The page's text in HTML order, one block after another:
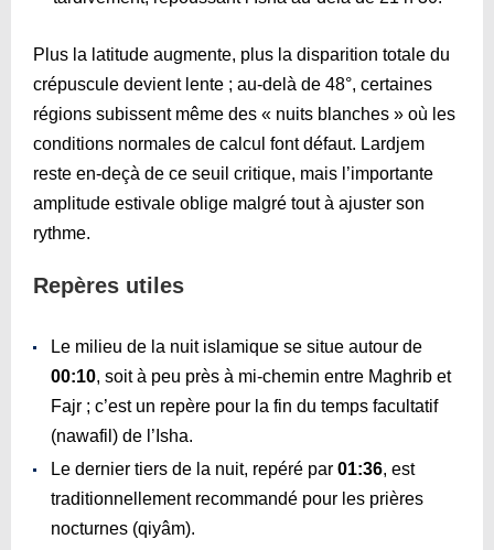
Plus la latitude augmente, plus la disparition totale du
crépuscule devient lente ; au-delà de 48°, certaines
régions subissent même des « nuits blanches » où les
conditions normales de calcul font défaut. Lardjem
reste en-deçà de ce seuil critique, mais l’importante
amplitude estivale oblige malgré tout à ajuster son
rythme.
Repères utiles
Le milieu de la nuit islamique se situe autour de
00:10, soit à peu près à mi-chemin entre Maghrib et
Fajr ; c’est un repère pour la fin du temps facultatif
(nawafil) de l’Isha.
Le dernier tiers de la nuit, repéré par 01:36, est
traditionnellement recommandé pour les prières
nocturnes (qiyâm).